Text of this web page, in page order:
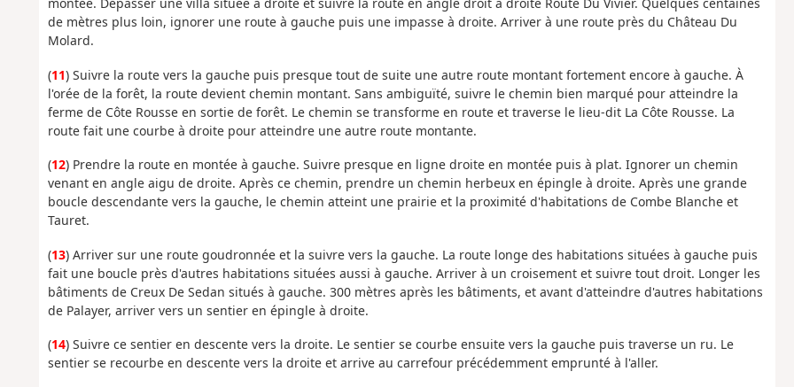
montée. Dépasser une villa située à droite et suivre la route en angle droit à droite Route Du Vivier. Quelques centaines
de mètres plus loin, ignorer une route à gauche puis une impasse à droite. Arriver à une route près du Château Du
Molard.
(11) Suivre la route vers la gauche puis presque tout de suite une autre route montant fortement encore à gauche. À
l'orée de la forêt, la route devient chemin montant. Sans ambiguïté, suivre le chemin bien marqué pour atteindre la
ferme de Côte Rousse en sortie de forêt. Le chemin se transforme en route et traverse le lieu-dit La Côte Rousse. La
route fait une courbe à droite pour atteindre une autre route montante.
(12) Prendre la route en montée à gauche. Suivre presque en ligne droite en montée puis à plat. Ignorer un chemin
venant en angle aigu de droite. Après ce chemin, prendre un chemin herbeux en épingle à droite. Après une grande
boucle descendante vers la gauche, le chemin atteint une prairie et la proximité d'habitations de Combe Blanche et
Tauret.
(13) Arriver sur une route goudronnée et la suivre vers la gauche. La route longe des habitations situées à gauche puis
fait une boucle près d'autres habitations situées aussi à gauche. Arriver à un croisement et suivre tout droit. Longer les
bâtiments de Creux De Sedan situés à gauche. 300 mètres après les bâtiments, et avant d'atteindre d'autres habitations
de Palayer, arriver vers un sentier en épingle à droite.
(14) Suivre ce sentier en descente vers la droite. Le sentier se courbe ensuite vers la gauche puis traverse un ru. Le
sentier se recourbe en descente vers la droite et arrive au carrefour précédemment emprunté à l'aller.